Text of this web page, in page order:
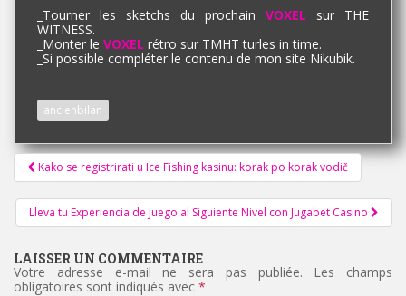
_Tourner les sketchs du prochain VOXEL sur THE
WITNESS.
_Monter le VOXEL rétro sur TMHT turles in time.
_Si possible compléter le contenu de mon site Nikubik.
ancienbilan
Pagination
d'article
Kako se registrirati u Ice Fishing kasinu: korak po korak vodič
Lleva tu Experiencia de Juego al Siguiente Nivel con Jugabet Casino
LAISSER UN COMMENTAIRE
Votre adresse e-mail ne sera pas publiée.
Les champs
obligatoires sont indiqués avec *